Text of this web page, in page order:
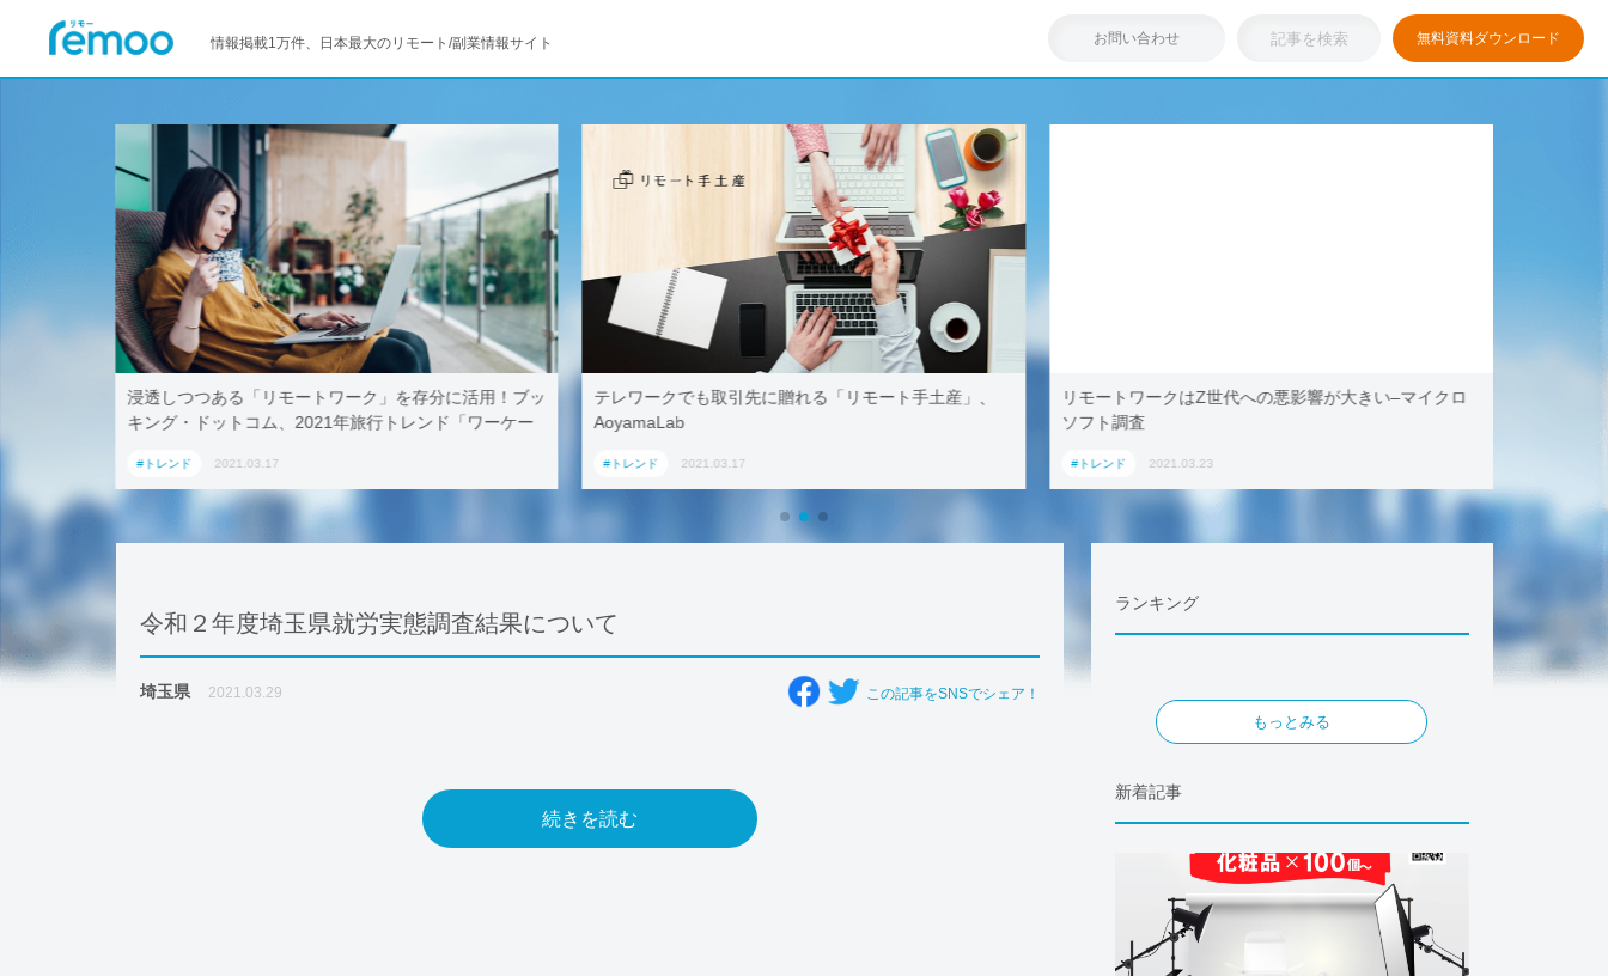
情報掲載1万件、日本最大のリモート/副業情報サイト お問い合わせ 無料資料ダウンロード
テレワークでも取引先に贈れる「リモート手土産」、
AoyamaLab
#トレンド 2021.03.17
リモートワークはZ世代への悪影響が大きい–マイクロ
ソフト調査
#トレンド 2021.03.23
浸透しつつある「リモートワーク」を存分に活用！ブッ
キング・ドットコム、2021年旅行トレンド「ワーケー
#トレンド 2021.03.17
令和２年度埼玉県就労実態調査結果について
埼玉県 2021.03.29 この記事をSNSでシェア！
続きを読む
ランキング
もっとみる
新着記事